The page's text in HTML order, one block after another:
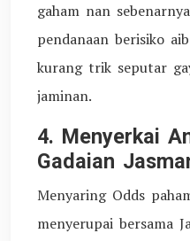
gaham nan
pendanaan berisiko
kurang trik seputar
jaminan.
4. Menyerkai
Gadaian
Menyaring Odds
menyerupai bersama